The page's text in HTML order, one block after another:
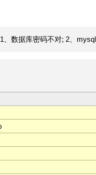
数据库密码不对; 2、mysql